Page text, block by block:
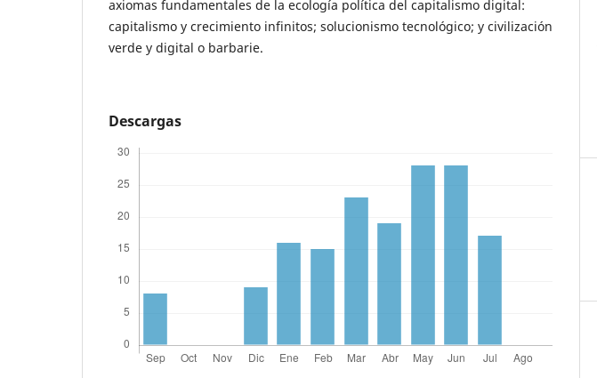
axiomas fundamentales de la ecología política del capitalismo digital:
capitalismo y crecimiento infinitos; solucionismo tecnológico; y civilización
verde y digital o barbarie.
Descargas